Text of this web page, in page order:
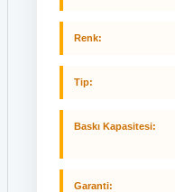
Renk:
Tip:
Baskı Kapasitesi:
Garanti: